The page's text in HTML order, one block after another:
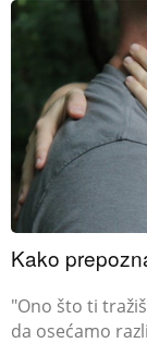
Kako
​"Ono što ti tražiš, traži
da osećamo